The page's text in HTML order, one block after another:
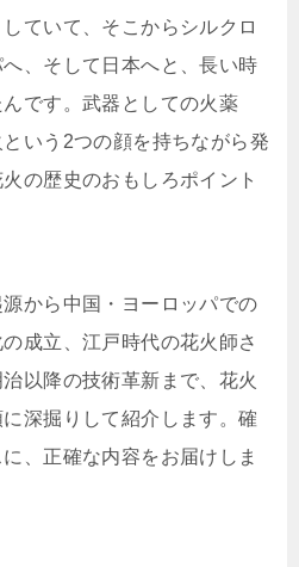
ていて、そこからシルクロ
、そして日本へと、長い時
です。武器としての火薬
いう2つの顔を持ちながら発
の歴史のおもしろポイント
から中国・ヨーロッパでの
成立、江戸時代の花火師さ
以降の技術革新まで、花火
深掘りして紹介します。確
、正確な内容をお届けしま